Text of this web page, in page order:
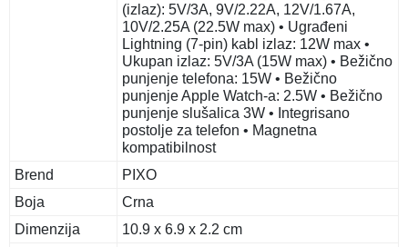
(izlaz): 5V/3A, 9V/2.22A, 12V/1.67A,
10V/2.25A (22.5W max) • Ugrađeni
Lightning (7-pin) kabl izlaz: 12W max •
Ukupan izlaz: 5V/3A (15W max) • Bežično
punjenje telefona: 15W • Bežično
punjenje Apple Watch-a: 2.5W • Bežično
punjenje slušalica 3W • Integrisano
postolje za telefon • Magnetna
kompatibilnost
Brend
PIXO
Boja
Crna
Dimenzija
10.9 x 6.9 x 2.2 cm